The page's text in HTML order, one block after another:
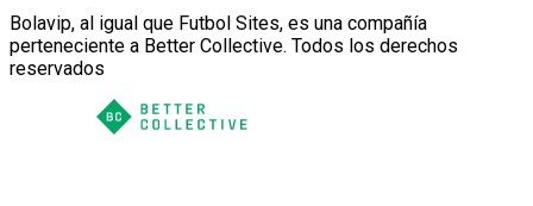
Bolavip, al igual que Futbol Sites, es una compañía
perteneciente a Better Collective. Todos los derechos
reservados